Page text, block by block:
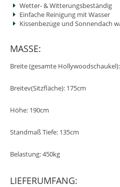
Wetter- & Witterungsbeständig
Einfache Reinigung mit Wasser
Kissenbezüge und Sonnendach
MASSE:
Breite (gesamte
Breitev(Sitzfläche): 175cm
Höhe: 190cm
Standmaß Tiefe: 135cm
Belastung: 450kg
LIEFERUMFANG: